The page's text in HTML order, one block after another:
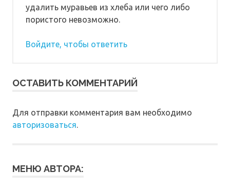
удалить муравьев из хлеба или чего либо
пористого невозможно.
Войдите, чтобы ответить
ОСТАВИТЬ КОММЕНТАРИЙ
Для отправки комментария вам необходимо
авторизоваться.
МЕНЮ АВТОРА: